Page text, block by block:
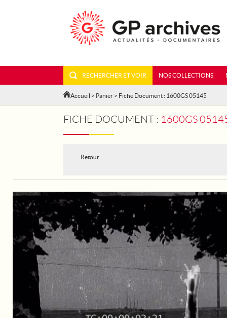
RECHERCHER ET VOIR NOS COLLECTIONS
Accueil > Panier > Fiche Document : 1600GS 05145
FICHE DOCUMENT : 1600GS
Retour